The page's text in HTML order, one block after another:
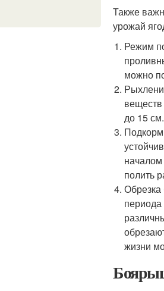
Также
урожай
Режим
можно
веществ
до 15
полить
жизни